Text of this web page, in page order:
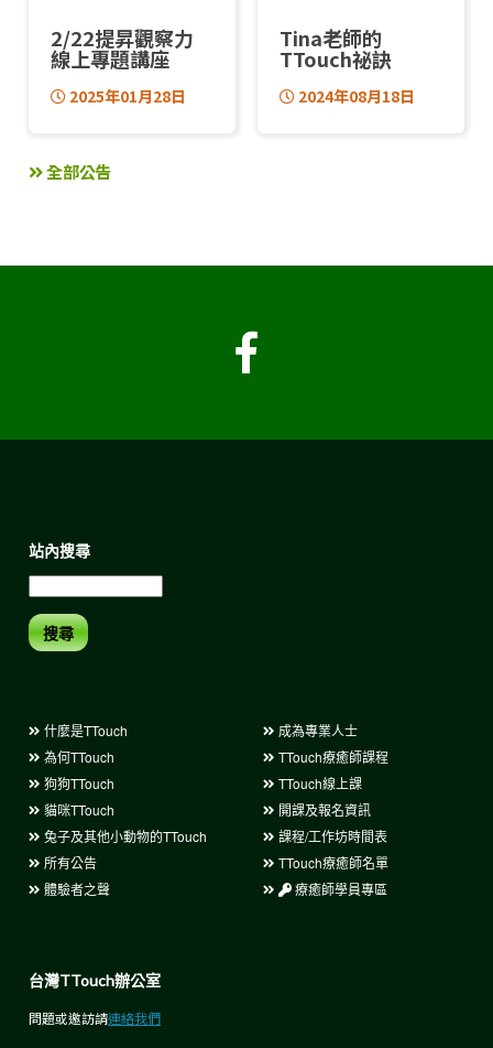
2/22提昇觀察力
線上專題講座
2025年01月28日
Tina老師的
TTouch祕訣
2024年08月18日
全部公告
站內搜尋
搜尋
什麼是TTouch
為何TTouch
狗狗TTouch
貓咪TTouch
兔子及其他小動物的TTouch
所有公告
體驗者之聲
成為專業人士
TTouch療癒師課程
TTouch線上課
開課及報名資訊
課程/工作坊時間表
TTouch療癒師名單
療癒師學員專區
台灣TTouch辦公室
問題或邀訪請連絡我們